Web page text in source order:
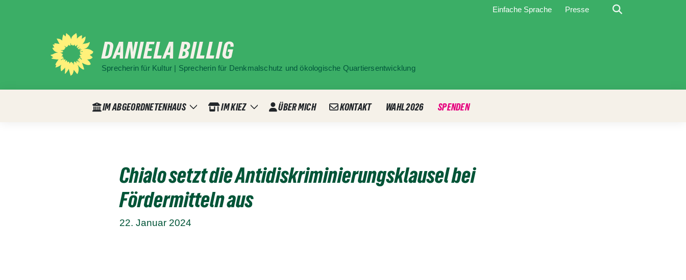
Einfache Sprache Presse Suche
DANIELA BILLIG
Sprecherin für Kultur | Sprecherin für Denkmalschutz und ökologische Quartiersentwicklung
IM ABGEORDNETENHAUS
Zeige
IM KIEZ
Zeige
ÜBER MICH KONTAKT WAHL 2026 SPENDEN
Chialo setzt die Antidiskriminierungsklausel bei
Fördermitteln aus
22. Januar 2024